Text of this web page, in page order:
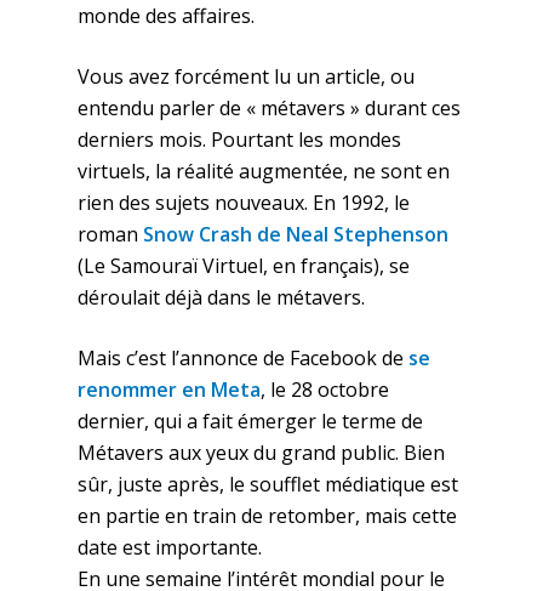
monde des affaires.
Vous avez forcément lu un article, ou
entendu parler de « métavers » durant ces
derniers mois. Pourtant les mondes
virtuels, la réalité augmentée, ne sont en
rien des sujets nouveaux. En 1992, le
roman Snow Crash de Neal Stephenson
(Le Samouraï Virtuel, en français), se
déroulait déjà dans le métavers.
Mais c’est l’annonce de Facebook de se
renommer en Meta, le 28 octobre
dernier, qui a fait émerger le terme de
Métavers aux yeux du grand public. Bien
sûr, juste après, le soufflet médiatique est
en partie en train de retomber, mais cette
date est importante.
En une semaine l’intérêt mondial pour le